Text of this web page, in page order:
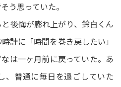
う思っていた。
後悔が膨れ上がり、鈴白くん
計に「時間を巻き戻したい」
は一ヶ月前に戻っていた。あ
、普通に毎日を過ごしていた